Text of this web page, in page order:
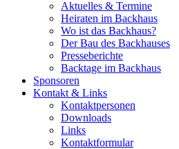
Aktuelles & Termine
Heiraten im Backhaus
Wo ist das Backhaus?
Der Bau des Backhauses
Presseberichte
Backtage im Backhaus
Sponsoren
Kontakt & Links
Kontaktpersonen
Downloads
Links
Kontaktformular